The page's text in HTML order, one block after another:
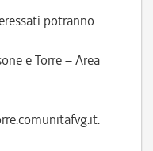
potranno
e Torre – Area